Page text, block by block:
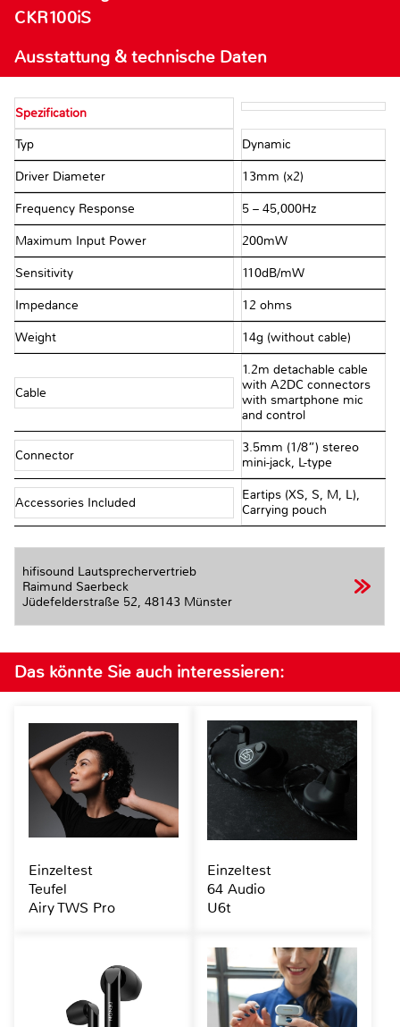
CKR100iS
Ausstattung & technische Daten
Spezification
Typ Dynamic
Driver Diameter 13mm (x2)
Frequency Response 5 – 45,000Hz
Maximum Input Power 200mW
Sensitivity 110dB/mW
Impedance 12 ohms
Weight 14g (without cable)
Cable
1.2m detachable cable
with A2DC connectors
with smartphone mic
and control
Connector
3.5mm (1/8”) stereo
mini-jack, L-type
Accessories Included
Eartips (XS, S, M, L),
Carrying pouch
hifisound Lautsprechervertrieb
Raimund Saerbeck
Jüdefelderstraße 52, 48143 Münster
Das könnte Sie auch interessieren:
Einzeltest
Teufel
Airy TWS Pro
Einzeltest
64 Audio
U6t